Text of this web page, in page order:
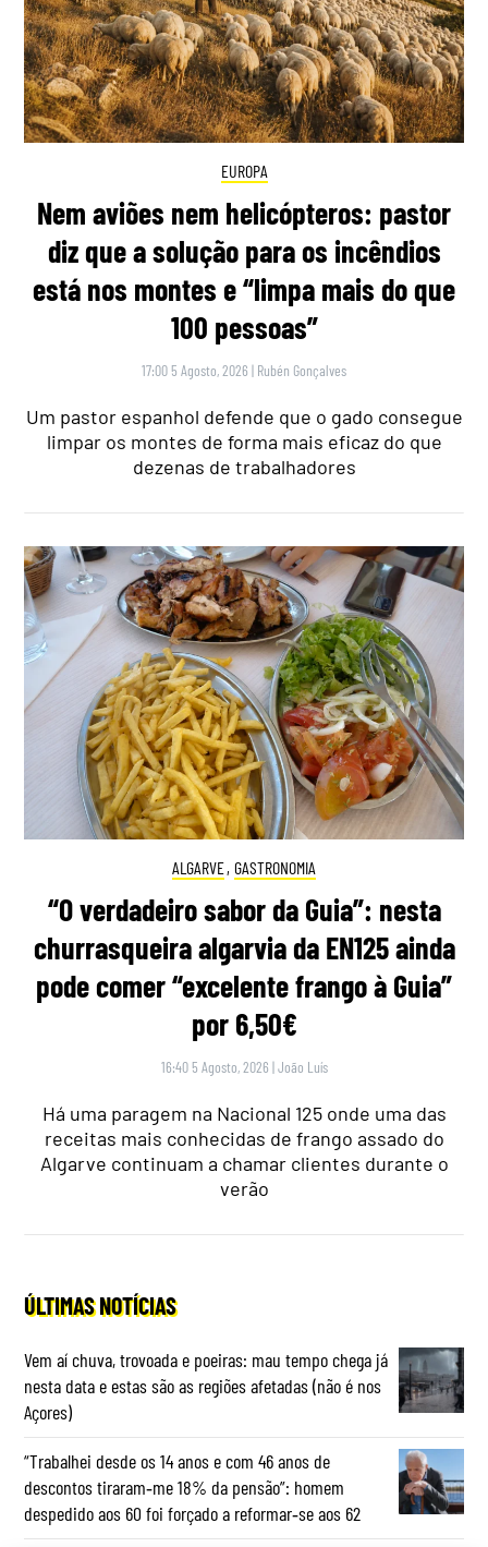
EUROPA
Nem aviões nem helicópteros: pastor
diz que a solução para os incêndios
está nos montes e “limpa mais do que
100 pessoas”
17:00 5 Agosto, 2026 | Rubén Gonçalves
Um pastor espanhol defende que o gado consegue
limpar os montes de forma mais eficaz do que
dezenas de trabalhadores
ALGARVE, GASTRONOMIA
“O verdadeiro sabor da Guia”: nesta
churrasqueira algarvia da EN125 ainda
pode comer “excelente frango à Guia”
por 6,50€
16:40 5 Agosto, 2026 |João Luís
Há uma paragem na Nacional 125 onde uma das
receitas mais conhecidas de frango assado do
Algarve continuam a chamar clientes durante o
verão
ÚLTIMAS NOTÍCIAS
Vem aí chuva, trovoada e poeiras: mau tempo chega já
nesta data e estas são as regiões afetadas (não é nos
Açores)
“Trabalhei desde os 14 anos e com 46 anos de
descontos tiraram‑me 18% da pensão”: homem
despedido aos 60 foi forçado a reformar‑se aos 62